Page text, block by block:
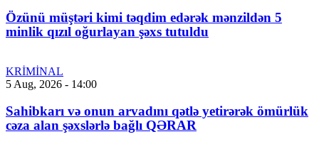
Özünü müştəri kimi təqdim edərək mənzildən 5
minlik qızıl oğurlayan şəxs tutuldu
KRİMİNAL
5 Aug, 2026 - 14:00
Sahibkarı və onun arvadını qətlə yetirərək ömürlük
cəza alan şəxslərlə bağlı QƏRAR